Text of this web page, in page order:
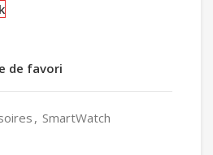
de favori
, SmartWatch